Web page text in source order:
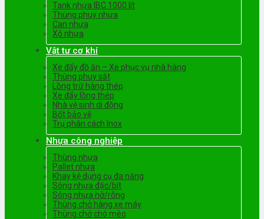
Tank nhựa IBC 1000 lít
Thùng phuy nhựa
Can nhựa
Xô nhựa
Vật tư cơ khí
Xe đẩy đồ ăn – Xe phục vụ nhà hàng
Thùng phuy sắt
Lồng trữ hàng thép
Xe đẩy lồng thép
Nhà vệ sinh di động
Bốt bảo vệ
Trụ phân cách Inox
Nhựa công nghiệp
Thùng nhựa
Pallet nhựa
Khay kệ dụng cụ đa năng
Sóng nhựa đặc/bít
Sóng nhựa hở/rỗng
Thùng chở hàng xe máy
Thùng chở chó mèo